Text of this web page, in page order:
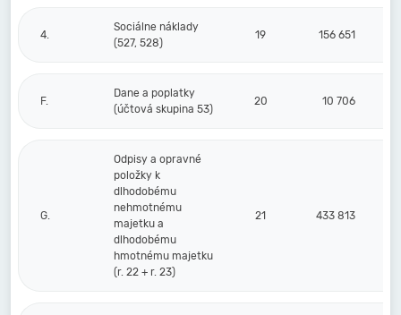
4.
Sociálne náklady
(527, 528)
19 156 651
F.
Dane a poplatky
(účtová skupina 53)
20 10 706
G.
Odpisy a opravné
položky k
dlhodobému
nehmotnému
majetku a
dlhodobému
hmotnému majetku
(r. 22 + r. 23)
21 433 813